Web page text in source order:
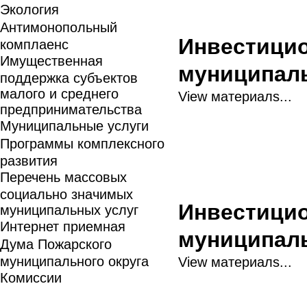
Экология
Антимонопольный
комплаенс
Имущественная
поддержка субъектов
малого и среднего
предпринимательства
Муниципальные услуги
Программы комплексного
развития
Перечень массовых
социально значимых
муниципальных услуг
Интернет приемная
Дума Пожарского
муниципального округа
Комиссии
View материалs...
View материалs...